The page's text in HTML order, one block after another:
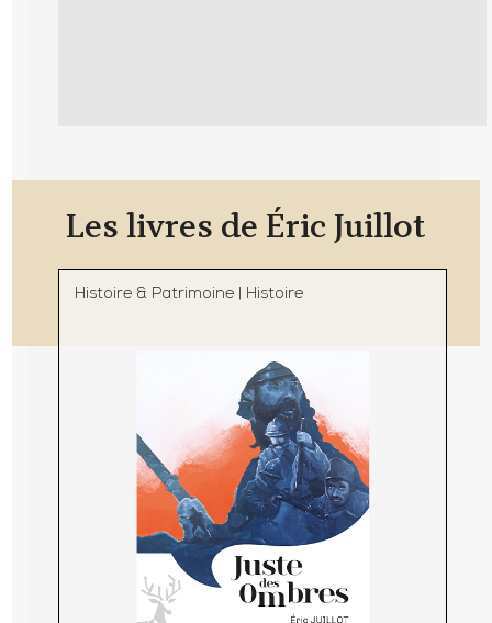
Les livres de Éric Juillot
Histoire & Patrimoine Histoire